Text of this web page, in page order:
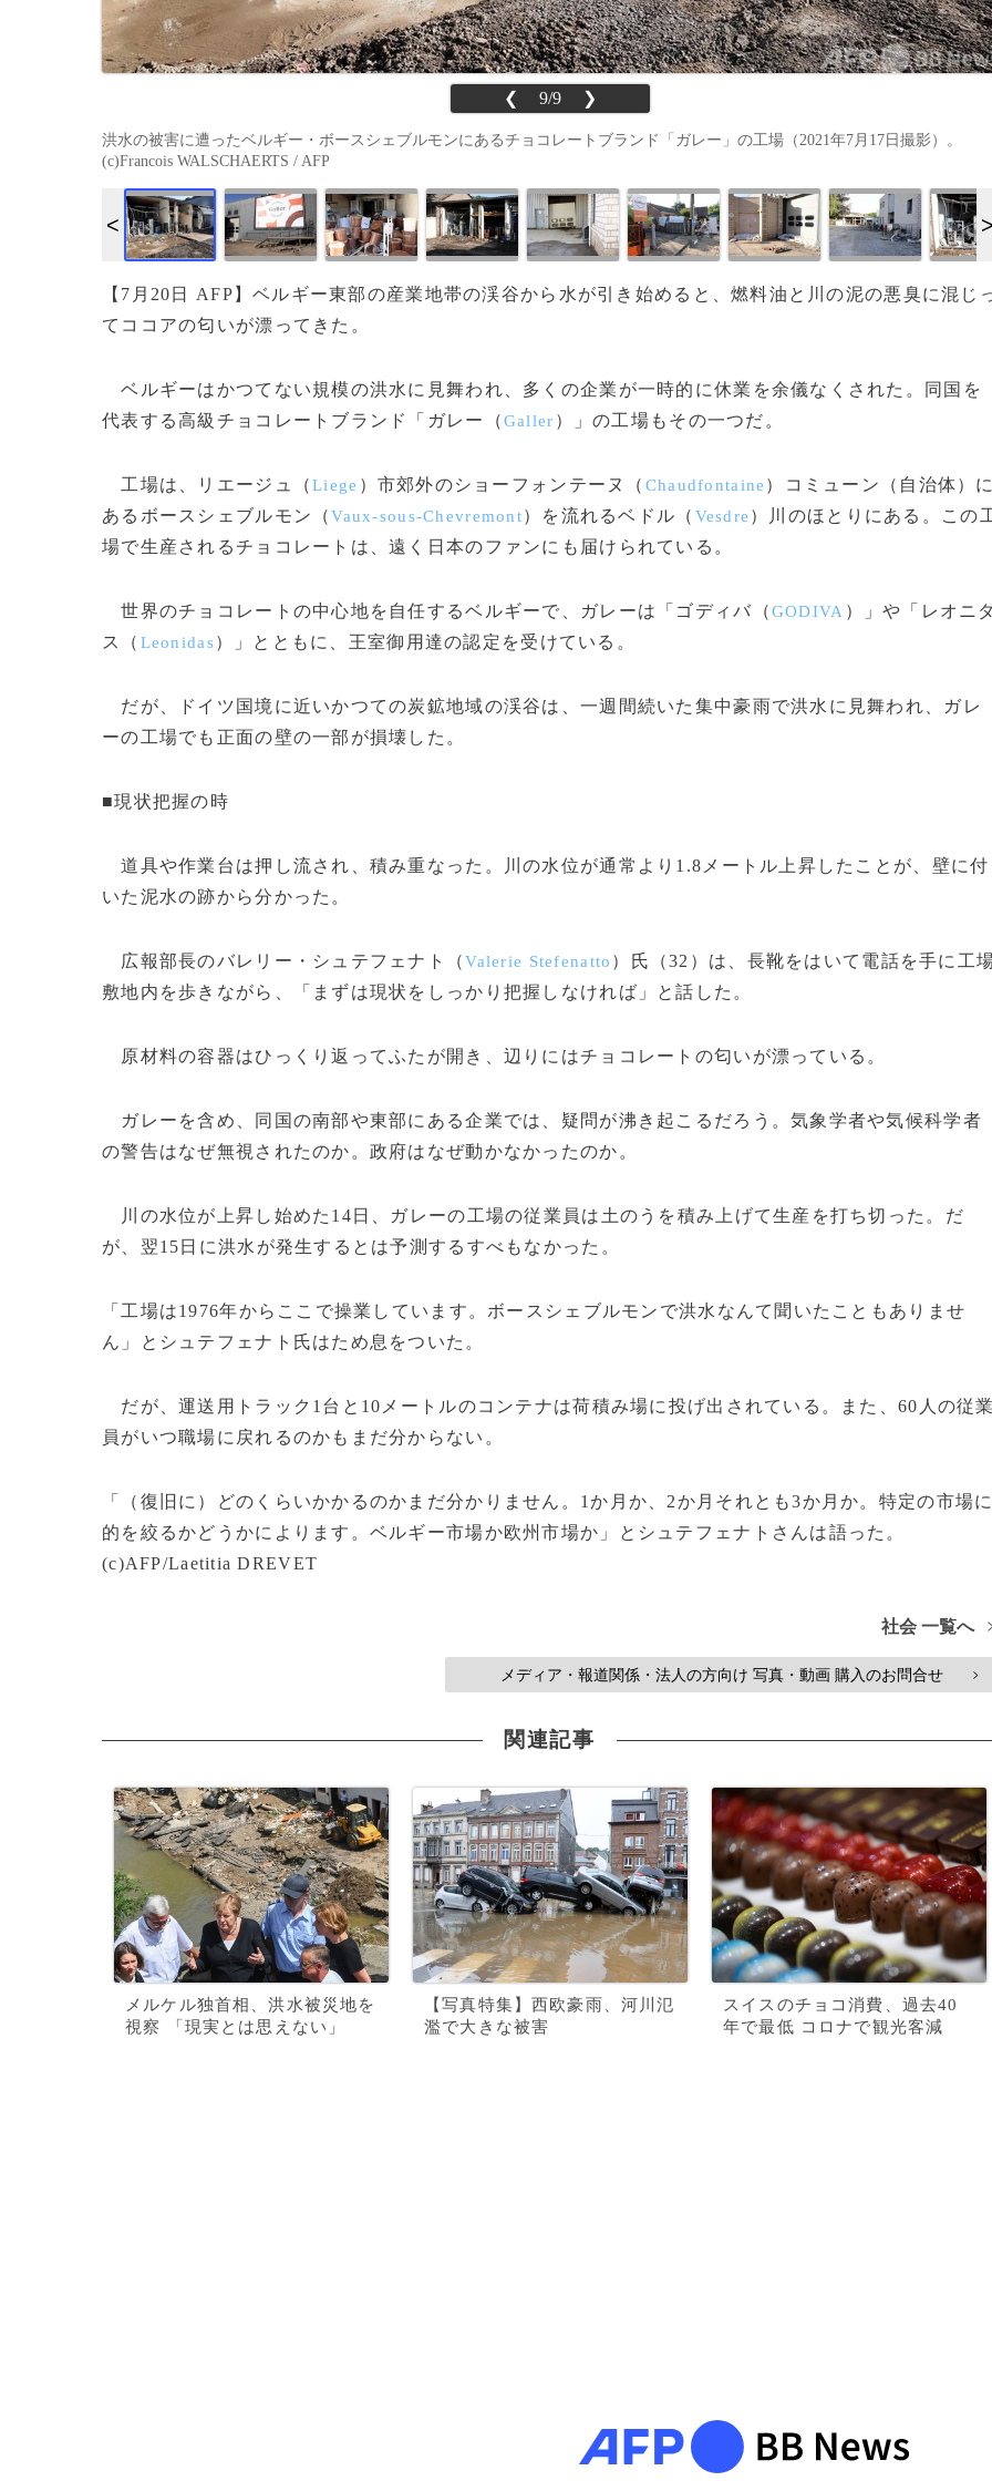
❮ 9/9 ❯
洪水の被害に遭ったベルギー・ボースシェブルモンにあるチョコレートブランド「ガレー」の工場（2021年7月17日撮影）。
(c)Francois WALSCHAERTS / AFP
【7月20日 AFP】ベルギー東部の産業地帯の渓谷から水が引き始めると、燃料油と川の泥の悪臭に混じ
てココアの匂いが漂ってきた。
ベルギーはかつてない規模の洪水に見舞われ、多くの企業が一時的に休業を余儀なくされた。同国を
代表する高級チョコレートブランド「ガレー（Galler ）」の工場もその一つだ。
工場は、リエージュ（Liege ）市郊外のショーフォンテーヌ（ Chaudfontaine ）コミューン（自治体）
あるボースシェブルモン（Vaux-sous-Chevremont）を流れるベドル（ Vesdre ）川のほとりにある。この
場で生産されるチョコレートは、遠く日本のファンにも届けられている。
世界のチョコレートの中心地を自任するベルギーで、ガレーは「ゴディバ（GODIVA ）」や「レオニ
ス（ Leonidas）」とともに、王室御用達の認定を受けている。
だが、ドイツ国境に近いかつての炭鉱地域の渓谷は、一週間続いた集中豪雨で洪水に見舞われ、ガレ
ーの工場でも正面の壁の一部が損壊した。
■現状把握の時
道具や作業台は押し流され、積み重なった。川の水位が通常より1.8メートル上昇したことが、壁に付
いた泥水の跡から分かった。
広報部長のバレリー・シュテフェナト（Valerie Stefenatto ）氏（32）は、長靴をはいて電話を手に工
敷地内を歩きながら、「まずは現状をしっかり把握しなければ」と話した。
原材料の容器はひっくり返ってふたが開き、辺りにはチョコレートの匂いが漂っている。
ガレーを含め、同国の南部や東部にある企業では、疑問が沸き起こるだろう。気象学者や気候科学者
の警告はなぜ無視されたのか。政府はなぜ動かなかったのか。
川の水位が上昇し始めた14日、ガレーの工場の従業員は土のうを積み上げて生産を打ち切った。だ
が、翌15日に洪水が発生するとは予測するすべもなかった。
「工場は1976年からここで操業しています。ボースシェブルモンで洪水なんて聞いたこともありませ
ん」とシュテフェナト氏はため息をついた。
だが、運送用トラック1台と10メートルのコンテナは荷積み場に投げ出されている。また、60人の従
員がいつ職場に戻れるのかもまだ分からない。
「（復旧に）どのくらいかかるのかまだ分かりません。1か月か、2か月それとも3か月か。特定の市場
的を絞るかどうかによります。ベルギー市場か欧州市場か」とシュテフェナトさんは語った。
(c)AFP/Laetitia DREVET
社会 一覧へ
メディア・報道関係・法人の方向け 写真・動画 購入のお問合せ >
関連記事
メルケル独首相、洪水被災地を
視察 「現実とは思えない」
【写真特集】西欧豪雨、河川氾
濫で大きな被害
スイスのチョコ消費、過去40
年で最低 コロナで観光客減